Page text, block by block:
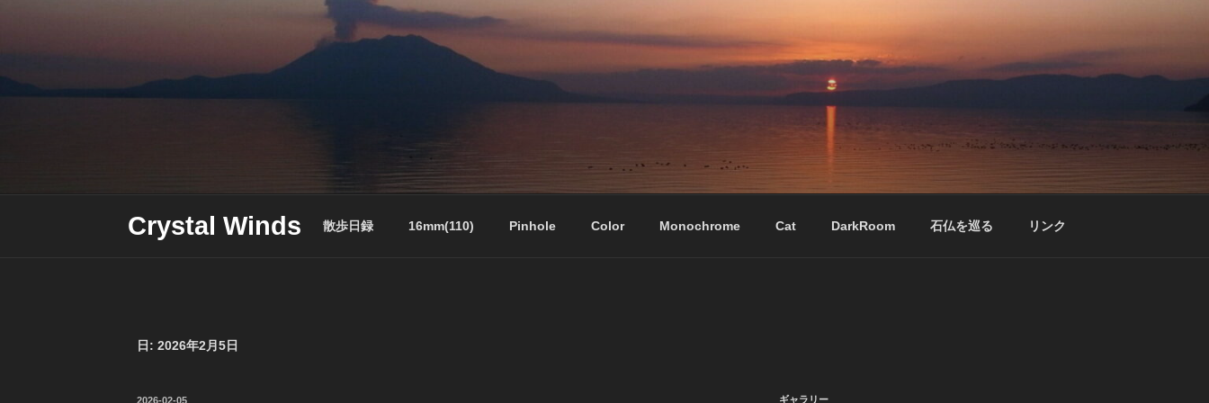
content
Crystal Winds 散歩日録 16mm(110) Pinhole Color Monochrome Cat DarkRoom 石仏を巡る リンク
日: 2026年2月5日
投
2026-02-05 ギャラリー